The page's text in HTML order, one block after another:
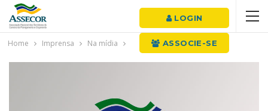
LOGIN
ASSOCIE-SE
Home Imprensa Na mídia